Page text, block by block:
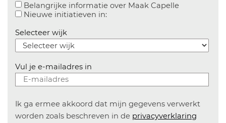
Belangrijke informatie over Maak CapelleAanvinken
Nieuwe initiatieven in:Aanvinken om informatie over
Selecteer wijk
Vul je e-mailadres in
Ik ga ermee akkoord dat mijn gegevens verwerkt
worden zoals beschreven in de privacyverklaring